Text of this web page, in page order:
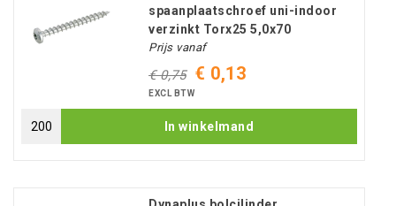
spaanplaatschroef uni-indoor
verzinkt Torx25 5,0x70
Prijs vanaf
€ 0,75 € 0,13
EXCL BTW
In winkelmand